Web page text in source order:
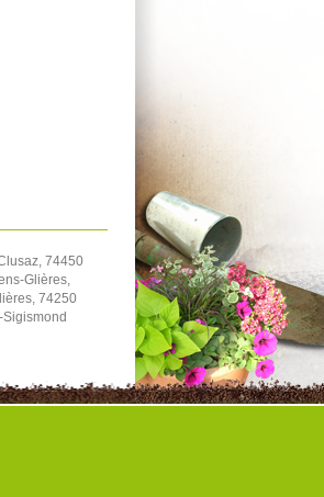
74450
Glières,
74250